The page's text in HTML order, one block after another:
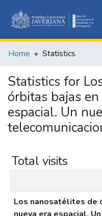
Home Statistics
Statistics for
órbitas bajas
espacial. Un
Total visits
Los nanosatélites de